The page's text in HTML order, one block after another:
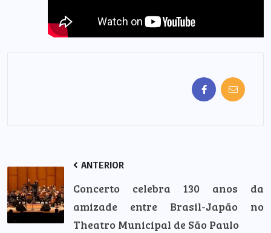
ANTERIOR
Concerto celebra 130 anos da
amizade entre Brasil-Japão no
Theatro Municipal de São Paulo